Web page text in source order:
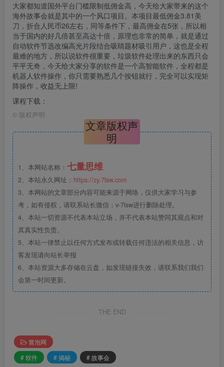
大家都知道国外平台门槛限制低佣金高，今天给大家带来的这个
海外故事会就是其中的一个风口项目。本项目最低佣金3.81美
刀，折合人民币26左右，同等条件下，最高佣金在5张，所以相
当于国内的好几倍甚至高达十倍，原理也非常的简单，就是通过
自动软件节选改编高光片段结合吸睛题材吸引用户，这也是全程
最难的地方，所以说软件很重要，垃圾软件处理出来的东西只会
平平无奇，今天给大家分享的软件是一个高智能软件，全程都是
机器人软件操作，你只需要熟悉几个按钮就行，完全可以实现矩
阵操作，收益无上限!
课程下载：
© 版权声明
文章版权声
明
1、本网站名称： 七量思维
2、本站永久网址： https://zy.7lsw.com
3、本网站的文章部分内容可能来源于网络，仅供大家学习与参
考，如有侵权，请联系站长微信：v-7lsw进行删除处理。
4、本站一切资源不代表本站立场，并不代表本站赞同其观点和对
其真实性负责。
5、本站一律禁止以任何方式发布或转载任何违法的相关信息，访
客发现请向站长举报
6、本站资源大多存储在云盘，如发现链接失效，请联系我们我们
会第一时间更新。
THE END
冒泡网
# 软件
# 揭秘 # 故事会